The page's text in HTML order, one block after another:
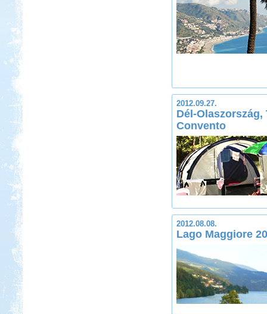
2012.09.27.
Dél-
Convento
2012.08.08.
Lago Maggiore